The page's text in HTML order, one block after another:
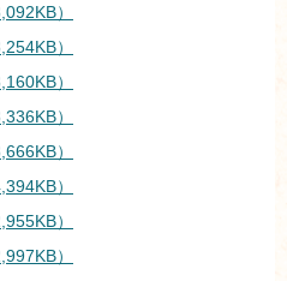
）
）
）
）
）
）
）
）